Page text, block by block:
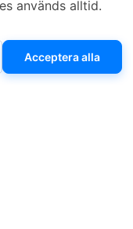
används alltid.
Acceptera alla
Köp nu
Återförsäljare
Sök KCR-box